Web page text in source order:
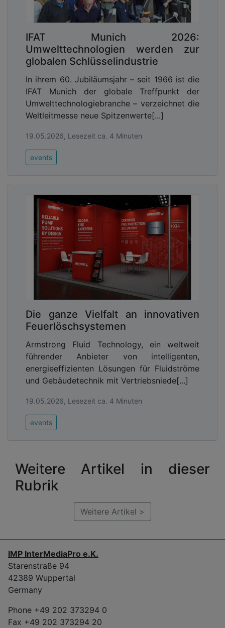
IFAT Munich 2026:
Umwelttechnologien werden zur
globalen Schlüsselindustrie
In ihrem 60. Jubiläumsjahr – seit 1966 ist die
IFAT Munich der globale Treffpunkt der
Umwelttechnologiebranche – verzeichnet die
Weltleitmesse neue Spitzenwerte[...]
19.05.2026, Lesezeit ca. 4 Minuten
events
Die ganze Vielfalt an innovativen
Feuerlöschsystemen
Armstrong Fluid Technology, ein weltweit
führender Anbieter von intelligenten,
energieeffizienten Lösungen für Fluidströme
und Gebäudetechnik mit Vertriebsniede[...]
19.05.2026, Lesezeit ca. 4 Minuten
events
Weitere Artikel in dieser
Rubrik
Weitere Artikel >
IMP InterMediaPro e.K.
Starenstraße 94
42389 Wuppertal
Germany
Phone +49 202 373294 0
Fax +49 202 373294 20